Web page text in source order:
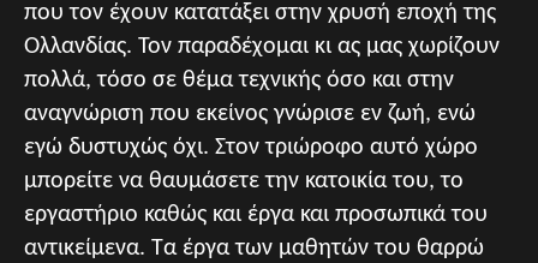
που τον έχουν κατατάξει στην χρυσή εποχή της
Ολλανδίας. Τον παραδέχομαι κι ας μας χωρίζουν
πολλά, τόσο σε θέμα τεχνικής όσο και στην
αναγνώριση που εκείνος γνώρισε εν ζωή, ενώ
εγώ δυστυχώς όχι. Στον τριώροφο αυτό χώρο
μπορείτε να θαυμάσετε την κατοικία του, το
εργαστήριο καθώς και έργα και προσωπικά του
αντικείμενα. Τα έργα των μαθητών του θαρρώ